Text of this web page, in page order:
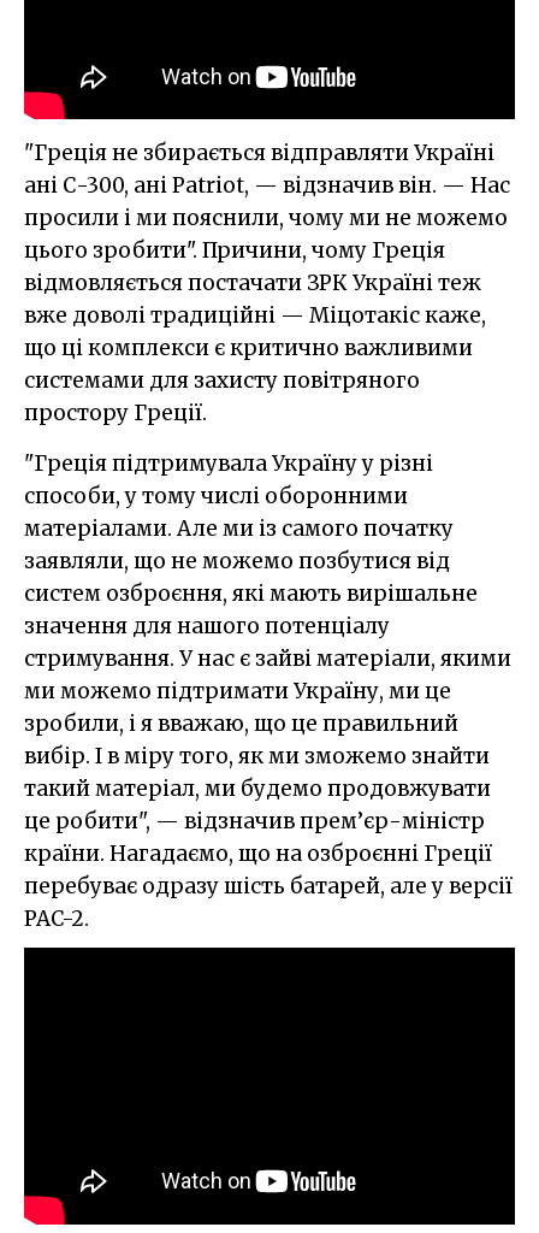
"Греція не збирається відправляти Україні
ані С-300, ані Patriot, — відзначив він. — Нас
просили і ми пояснили, чому ми не можемо
цього зробити". Причини, чому Греція
відмовляється постачати ЗРК Україні теж
вже доволі традиційні — Міцотакіс каже,
що ці комплекси є критично важливими
системами для захисту повітряного
простору Греції.
"Греція підтримувала Україну у різні
способи, у тому числі оборонними
матеріалами. Але ми із самого початку
заявляли, що не можемо позбутися від
систем озброєння, які мають вирішальне
значення для нашого потенціалу
стримування. У нас є зайві матеріали, якими
ми можемо підтримати Україну, ми це
зробили, і я вважаю, що це правильний
вибір. І в міру того, як ми зможемо знайти
такий матеріал, ми будемо продовжувати
це робити", — відзначив прем’єр-міністр
країни. Нагадаємо, що на озброєнні Греції
перебуває одразу шість батарей, але у версії
PAC-2.